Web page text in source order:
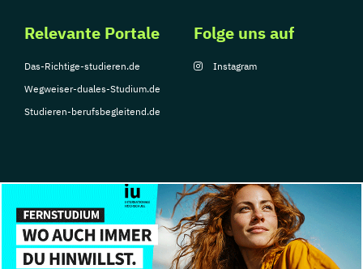
Relevante Portale
Das-Richtige-studieren.de
Wegweiser-duales-Studium.de
Studieren-berufsbegleitend.de
Folge uns auf
Instagram
© Copyright 2026, TarGroup Media GmbH
Impressum
Datenschutzerklärung Nutzungsbedingungen